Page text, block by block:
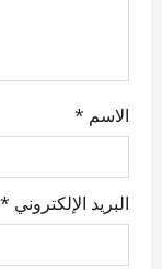
الاسم *
البريد الإلكتروني *